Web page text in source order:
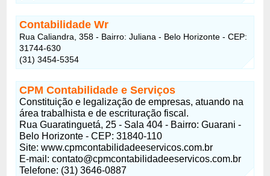
Contabilidade Wr
Rua Caliandra, 358 - Bairro: Juliana - Belo Horizonte - CEP:
31744-630
(31) 3454-5354
CPM Contabilidade e Serviços
Constituição e legalização de empresas, atuando na
área trabalhista e de escrituração fiscal.
Rua Guaratinguetá, 25 - Sala 404 - Bairro: Guarani -
Belo Horizonte - CEP: 31840-110
Site: www.cpmcontabilidadeeservicos.com.br
E-mail:contato@cpmcontabilidadeeservicos.com.br
Telefone: (31) 3646-0887